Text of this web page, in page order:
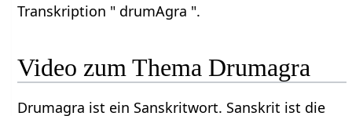
Transkription " drumAgra ".
Video zum Thema Drumagra
Drumagra ist ein Sanskritwort. Sanskrit ist die